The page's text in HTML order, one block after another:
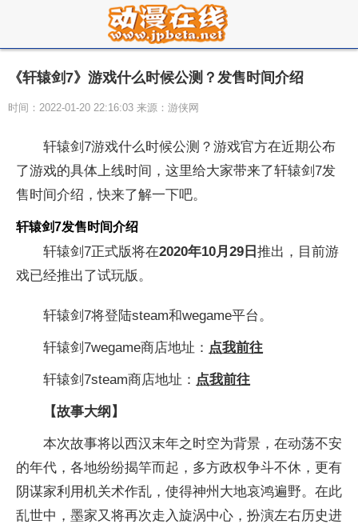
《轩辕剑7》游戏什么时候公测？发售时间介绍
时间：2022-01-20 22:16:03 来源：游侠网
轩辕剑7游戏什么时候公测？游戏官方在近期公布
了游戏的具体上线时间，这里给大家带来了轩辕剑7发
售时间介绍，快来了解一下吧。
轩辕剑7发售时间介绍
轩辕剑7正式版将在2020年10月29日 推出，目前游
戏已经推出了试玩版。
轩辕剑7将登陆steam和wegame平台。
轩辕剑7wegame商店地址： 点我前往
轩辕剑7steam商店地址： 点我前往
【故事大纲】
本次故事将以西汉末年之时空为背景，在动荡不安
的年代，各地纷纷揭竿而起，多方政权争斗不休，更有
阴谋家利用机关术作乱，使得神州大地哀鸿遍野。在此
乱世中，墨家又将再次走入旋涡中心，扮演左右历史进